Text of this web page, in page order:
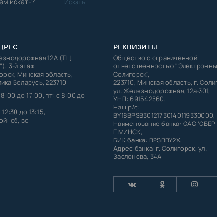
12А (ТЦ
3-й этаж
Минская область,
Беларусь, 223710
до 17:00, пт: с 8:00 до
до 13:15,
сб, вс
РЕКВИЗИТЫ
Общество с ограниченной
ответственностью
Солигорск",
223710, Минская область, г.
ул. Железнодорожная, 12а-301,
УНП: 691542560,
Наш р/с:
BY18BPSB30121730140119330000,
Наименование банка: ОАО
Г.МИНСК,
БИК банка: BPSBBY2X,
Адрес банка: г. Солигорск, ул.
Заслонова, 34А